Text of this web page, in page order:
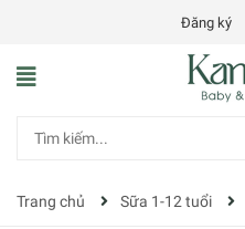
Đăng ký
Trang chủ Sữa 1-12 tuổi